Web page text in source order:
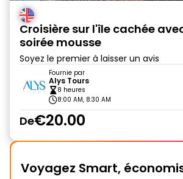
Croisière sur l'île cachée
soirée mousse
Soyez le premier à laisser un avis
Fournie par
Alys Tours
8 heures
8:00 AM, 8:30 AM
De€20.00
Voyagez Smart,